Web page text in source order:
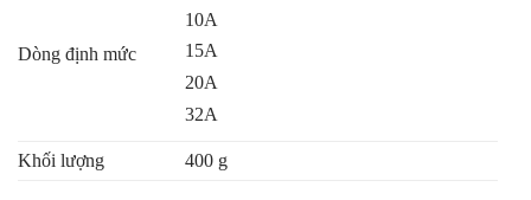
Dòng định mức
10A
15A
20A
32A
Khối lượng 400 g